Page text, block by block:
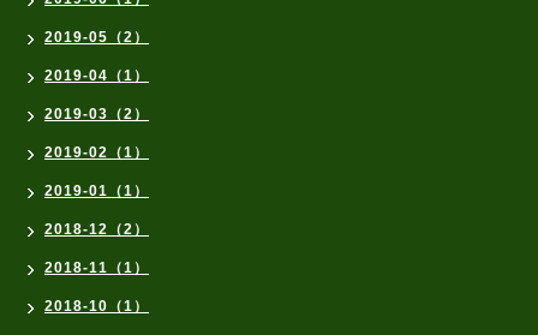
2019-05（2）
2019-04（1）
2019-03（2）
2019-02（1）
2019-01（1）
2018-12（2）
2018-11（1）
2018-10（1）